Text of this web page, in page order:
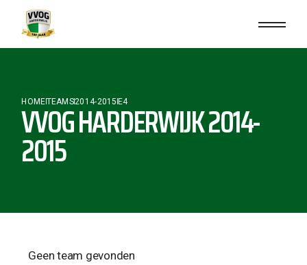
HOMETEAMS2014-2015 E4
VVOG HARDERWIJK 2014-
2015
Geen team gevonden